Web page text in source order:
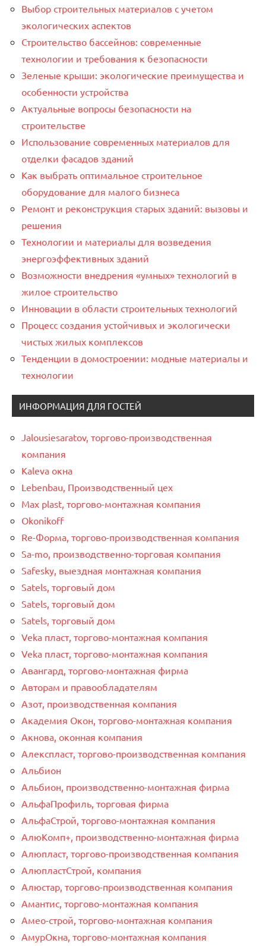
Выбор строительных материалов с учетом
экологических аспектов
Строительство бассейнов: современные
технологии и требования к безопасности
Зеленые крыши: экологические преимущества и
особенности устройства
Актуальные вопросы безопасности на
строительстве
Использование современных материалов для
отделки фасадов зданий
Как выбрать оптимальное строительное
оборудование для малого бизнеса
Ремонт и реконструкция старых зданий: вызовы и
решения
Технологии и материалы для возведения
энергоэффективных зданий
Возможности внедрения «умных» технологий в
жилое строительство
Инновации в области строительных технологий
Процесс создания устойчивых и экологически
чистых жилых комплексов
Тенденции в домостроении: модные материалы и
технологии
ИНФОРМАЦИЯ ДЛЯ ГОСТЕЙ
Jalousiesaratov, торгово-производственная
компания
Kaleva окна
Lebenbau, Производственный цех
Max plast, торгово-монтажная компания
Okonikoff
Re-Форма, торгово-производственная компания
Sa-mo, производственно-торговая компания
Safesky, выездная монтажная компания
Satels, торговый дом
Satels, торговый дом
Satels, торговый дом
Veka пласт, торгово-монтажная компания
Veka пласт, торгово-монтажная компания
Авангард, торгово-монтажная фирма
Авторам и правообладателям
Азот, производственная компания
Академия Окон, торгово-монтажная компания
Акнова, оконная компания
Алекспласт, торгово-производственная компания
Альбион
Альбион, производственно-монтажная фирма
АльфаПрофиль, торговая фирма
АльфаСтрой, торгово-монтажная компания
АлюКомп+, производственно-монтажная фирма
Алюпласт, торгово-производственная компания
АлюпластСтрой, компания
Алюстар, торгово-производственная компания
Амантис, торгово-монтажная компания
Амео-строй, торгово-монтажная компания
АмурОкна, торгово-монтажная компания